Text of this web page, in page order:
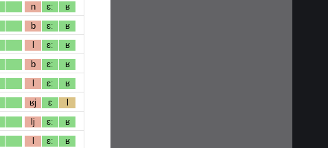
n ɛː ʁ
b ɛː ʁ
l ɛː ʁ
b ɛː ʁ
l ɛː ʁ
ʁj ɛ l
lj ɛː ʁ
l ɛː ʁ